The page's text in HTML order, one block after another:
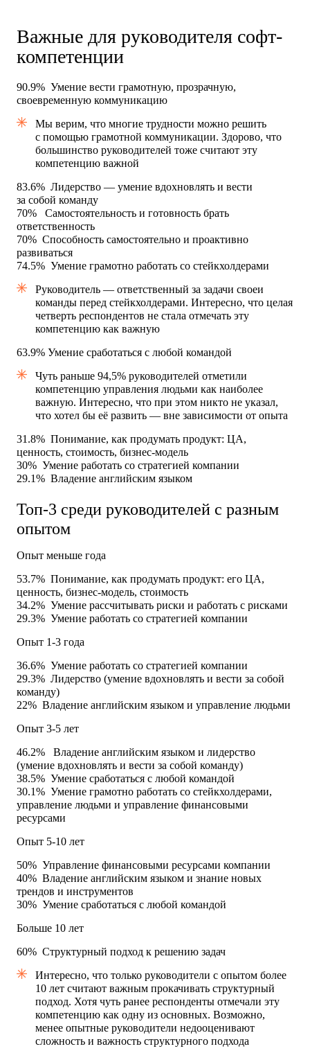
Важные для руководителя софт-
компетенции
90.9%Умение вести грамотную, прозрачную,
своевременную коммуникацию
Мы верим, что многие трудности можно решить
с помощью грамотной коммуникации. Здорово, что
большинство руководителей тоже считают эту
компетенцию важной
83.6%Лидерство — умение вдохновлять и вести
за собой команду
70%Самостоятельность и готовность брать
ответственность
70%Способность самостоятельно и проактивно
развиваться
74.5%Умение грамотно работать со стейкхолдерами
Руководитель — ответственный за задачи своеи
команды перед стейкхолдерами. Интересно, что целая
четверть респондентов не стала отмечать эту
компетенцию как важную
63.9%Умение сработаться с любой командой
Чуть раньше 94,5% руководителей отметили
компетенцию управления людьми как наиболее
важную. Интересно, что при этом никто не указал,
что хотел бы её развить — вне зависимости от опыта
31.8%Понимание, как продумать продукт: ЦА,
ценность, стоимость, бизнес-модель
30%Умение работать со стратегией компании
29.1%Владение английским языком
Топ-3 среди руководителей с разным
опытом
Опыт меньше года
53.7%Понимание, как продумать продукт: его ЦА,
ценность, бизнес-модель, стоимость
34.2%Умение рассчитывать риски и работать с рисками
29.3%Умение работать со стратегией компании
Опыт 1-3 года
36.6%Умение работать со стратегией компании
29.3%Лидерство (умение вдохновлять и вести за собой
команду)
22%Владение английским языком и управление людьми
Опыт 3-5 лет
46.2%Владение английским языком и лидерство
(умение вдохновлять и вести за собой команду)
38.5%Умение сработаться с любой командой
30.1%Умение грамотно работать со стейкхолдерами,
управление людьми и управление финансовыми
ресурсами
Опыт 5-10 лет
50%Управление финансовыми ресурсами компании
40%Владение английским языком и знание новых
трендов и инструментов
30%Умение сработаться с любой командой
Больше 10 лет
60%Структурный подход к решению задач
Интересно, что только руководители с опытом более
10 лет считают важным прокачивать структурный
подход. Хотя чуть ранее респонденты отмечали эту
компетенцию как одну из основных. Возможно,
менее опытные руководители недооценивают
сложность и важность структурного подхода